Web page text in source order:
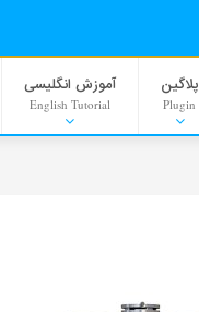
پلاگین
Plugin
آموزش انگلیسی
English Tutorial